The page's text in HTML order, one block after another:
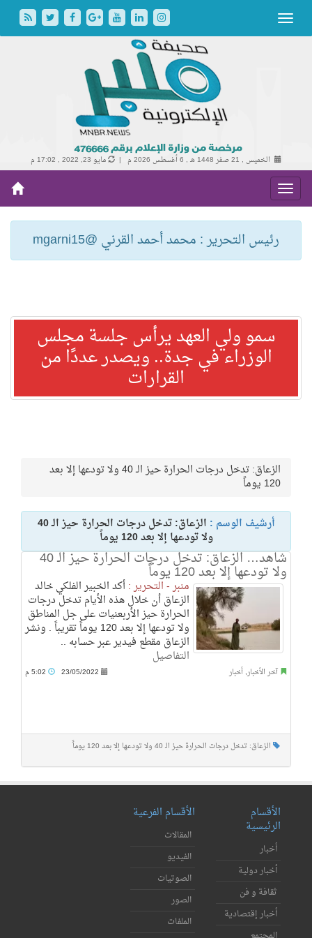
الخميس , 21 صفر 1448 هـ , 6 أغسطس 2026 م | مايو 23, 2022 , 17:02 م
رئيس التحرير : محمد أحمد القرني @mgarni15
سمو ولي العهد يرأس جلسة مجلس
الوزراء في جدة.. ويصدر عددًا من
القرارات
الزعاق: تدخل درجات الحرارة حيز الـ 40 ولا تودعها إلا بعد
120 يوماً
أرشيف الوسم : الزعاق: تدخل درجات الحرارة حيز الـ 40
ولا تودعها إلا بعد 120 يوماً
شاهد… الزعاق: تدخل درجات الحرارة حيز الـ 40
ولا تودعها إلا بعد 120 يوماً
منبر - التحرير :أكد الخبير الفلكي خالد
الزعاق أن خلال هذه الأيام تدخل درجات
الحرارة حيز الأربعنيات على جل المناطق
ولا تودعها إلا بعد 120 يوماً تقريباً . ونشر
الزعاق مقطع فيدير عبر حسابه ..
التفاصيل
آخر الأخبار, أخبار 23/05/2022
الزعاق: تدخل درجات الحرارة حيز الـ 40 ولا تودعها إلا بعد 120 يوماً
الأقسام
الرئيسية
أخبار
أخبار دولية
ثقافة و فن
أخبار إقتصادية
الأقسام الفرعية
المقالات
الفيديو
الصوتيات
الصور
الملفات